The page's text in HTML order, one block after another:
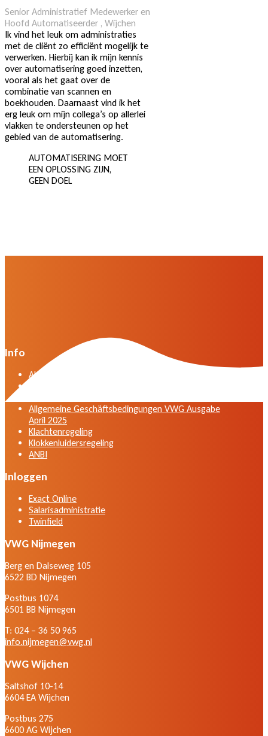
Senior Administratief Medewerker en
Hoofd Automatiseerder , Wijchen
Ik vind het leuk om administraties
met de cliënt zo efficiënt mogelijk te
verwerken. Hierbij kan ik mijn kennis
over automatisering goed inzetten,
vooral als het gaat over de
combinatie van scannen en
boekhouden. Daarnaast vind ik het
erg leuk om mijn collega’s op allerlei
vlakken te ondersteunen op het
gebied van de automatisering.
AUTOMATISERING MOET
EEN OPLOSSING ZIJN,
GEEN DOEL
Info
Algemene voorwaarden VWG versie april 2025
Allgemeine Geschäftsbedingungen VWG Ausgabe
April 2025
Klachtenregeling
Klokkenluidersregeling
ANBI
Inloggen
Exact Online
Salarisadministratie
Twinfield
VWG Nijmegen
Berg en Dalseweg 105
6522 BD Nijmegen
Postbus 1074
6501 BB Nijmegen
T: 024 – 36 50 965
info.nijmegen@vwg.nl
VWG Wijchen
Saltshof 10-14
6604 EA Wijchen
Postbus 275
6600 AG Wijchen